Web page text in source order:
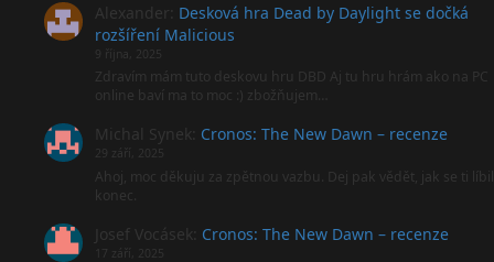
Alexander Desková hra Dead by Daylight se dočká
rozšíření Malicious
9 října, 2025
Zdravím mám tuto deskovu hru DBD Aj tu hru hrám ako na PC
online baví ma to moc :) zbožňujem…
Michal Synek Cronos: The New Dawn – recenze
29 září, 2025
Ahoj, moc děkuju za zpětnou vazbu. Dej pak vědět, jak se ti líbil
konec.
Josef Vocásek Cronos: The New Dawn – recenze
17 září, 2025